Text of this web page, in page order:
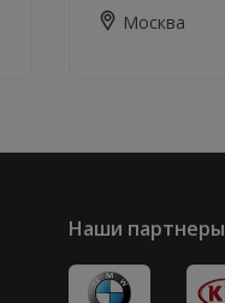
Москва
Наши партнеры